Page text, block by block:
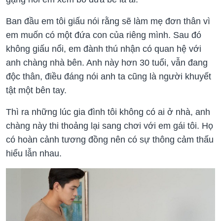
Ban đầu em tôi giấu nói rằng sẽ làm mẹ đơn thân vì
em muốn có một đứa con của riêng mình. Sau đó
không giấu nổi, em đành thú nhận có quan hệ với
anh chàng nhà bên. Anh này hơn 30 tuổi, vẫn đang
độc thân, điều đáng nói anh ta cũng là người khuyết
tật một bên tay.
Thì ra những lúc gia đình tôi không có ai ở nhà, anh
chàng này thi thoảng lại sang chơi với em gái tôi. Họ
có hoàn cảnh tương đồng nên có sự thông cảm thấu
hiểu lẫn nhau.